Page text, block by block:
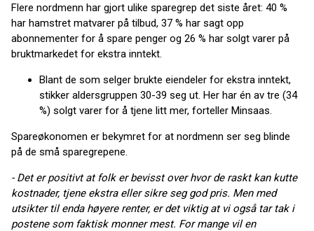
Flere nordmenn har gjort ulike sparegrep det siste året: 40 %
har hamstret matvarer på tilbud, 37 % har sagt opp
abonnementer for å spare penger og 26 % har solgt varer på
bruktmarkedet for ekstra inntekt.
Blant de som selger brukte eiendeler for ekstra inntekt,
stikker aldersgruppen 30-39 seg ut. Her har én av tre (34
%) solgt varer for å tjene litt mer, forteller Minsaas.
Spareøkonomen er bekymret for at nordmenn ser seg blinde
på de små sparegrepene.
- Det er positivt at folk er bevisst over hvor de raskt kan kutte
kostnader, tjene ekstra eller sikre seg god pris. Men med
utsikter til enda høyere renter, er det viktig at vi også tar tak i
postene som faktisk monner mest. For mange vil en